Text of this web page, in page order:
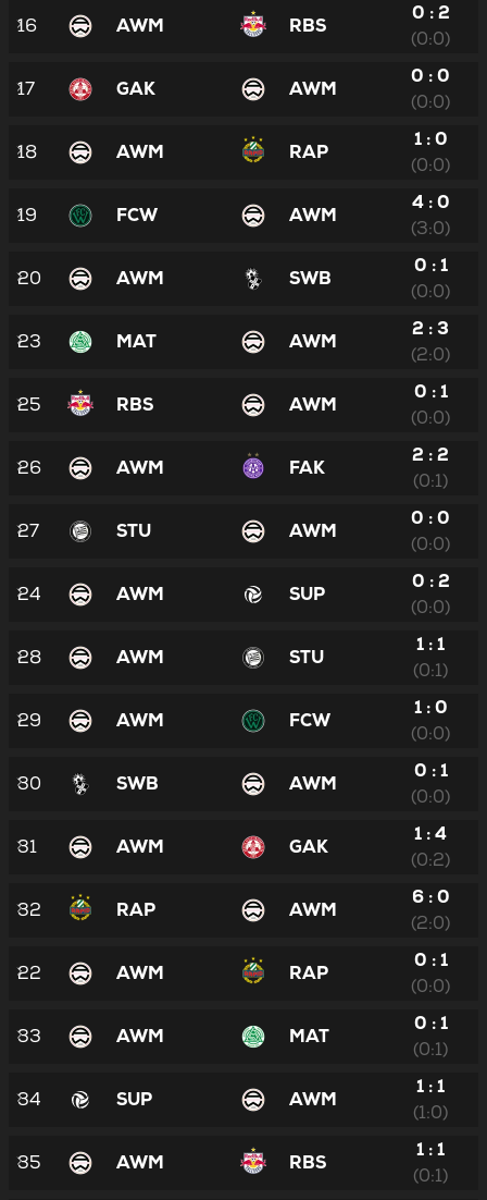
16 AWM RBS
0 : 2
(0:0)
17 GAK AWM
0 : 0
(0:0)
18 AWM RAP
1 : 0
(0:0)
19 FCW AWM
4 : 0
(3:0)
20 AWM SWB
0 : 1
(0:0)
23 MAT AWM
2 : 3
(2:0)
25 RBS AWM
0 : 1
(0:0)
26 AWM FAK
2 : 2
(0:1)
27 STU AWM
0 : 0
(0:0)
24 AWM SUP
0 : 2
(0:0)
28 AWM STU
1 : 1
(0:1)
29 AWM FCW
1 : 0
(0:0)
30 SWB AWM
0 : 1
(0:0)
31 AWM GAK
1 : 4
(0:2)
32 RAP AWM
6 : 0
(2:0)
22 AWM RAP
0 : 1
(0:0)
33 AWM MAT
0 : 1
(0:1)
34 SUP AWM
1 : 1
(1:0)
35 AWM RBS
1 : 1
(0:1)